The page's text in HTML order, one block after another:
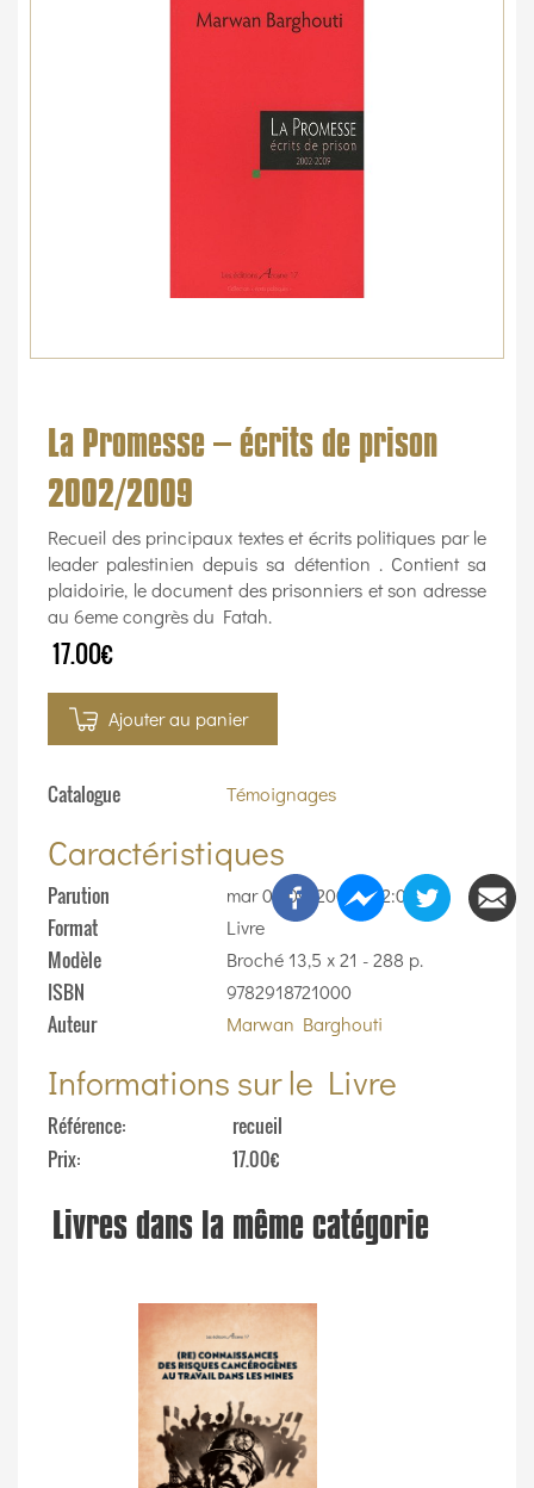
La Promesse – écrits de prison
2002/2009
Recueil des principaux textes et écrits politiques par le
leader palestinien depuis sa détention . Contient sa
plaidoirie, le document des prisonniers et son adresse
au 6eme congrès du Fatah.
17.00€
Ajouter au panier
Catalogue Témoignages
Caractéristiques
Parution mar 01/09/2009 - 12:00
Format Livre
Modèle Broché 13,5 x 21 - 288 p.
ISBN 9782918721000
Auteur Marwan Barghouti
Informations sur le Livre
Référence
recueil
Prix
17.00€
Livres dans la même catégorie